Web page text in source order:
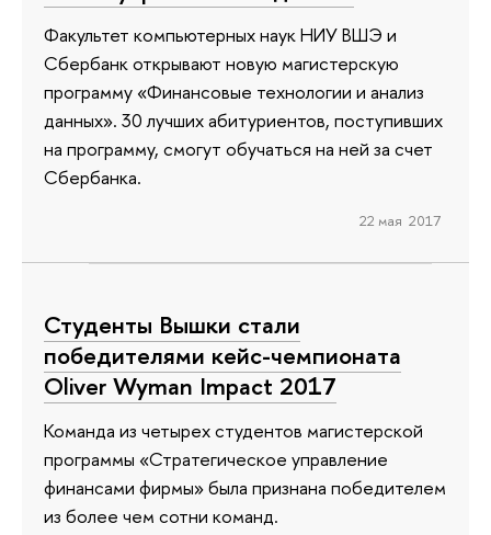
Факультет компьютерных наук НИУ ВШЭ и
Сбербанк открывают новую магистерскую
программу «Финансовые технологии и анализ
данных». 30 лучших абитуриентов, поступивших
на программу, смогут обучаться на ней за счет
Сбербанка.
22 мая 2017
Студенты Вышки стали
победителями кейс-чемпионата
Oliver Wyman Impact 2017
Команда из четырех студентов магистерской
программы «Стратегическое управление
финансами фирмы» была признана победителем
из более чем сотни команд.